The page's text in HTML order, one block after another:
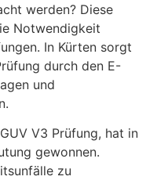
werden? Diese
Notwendigkeit
In Kürten sorgt
durch den E-
und
V3 Prüfung, hat in
gewonnen.
zu